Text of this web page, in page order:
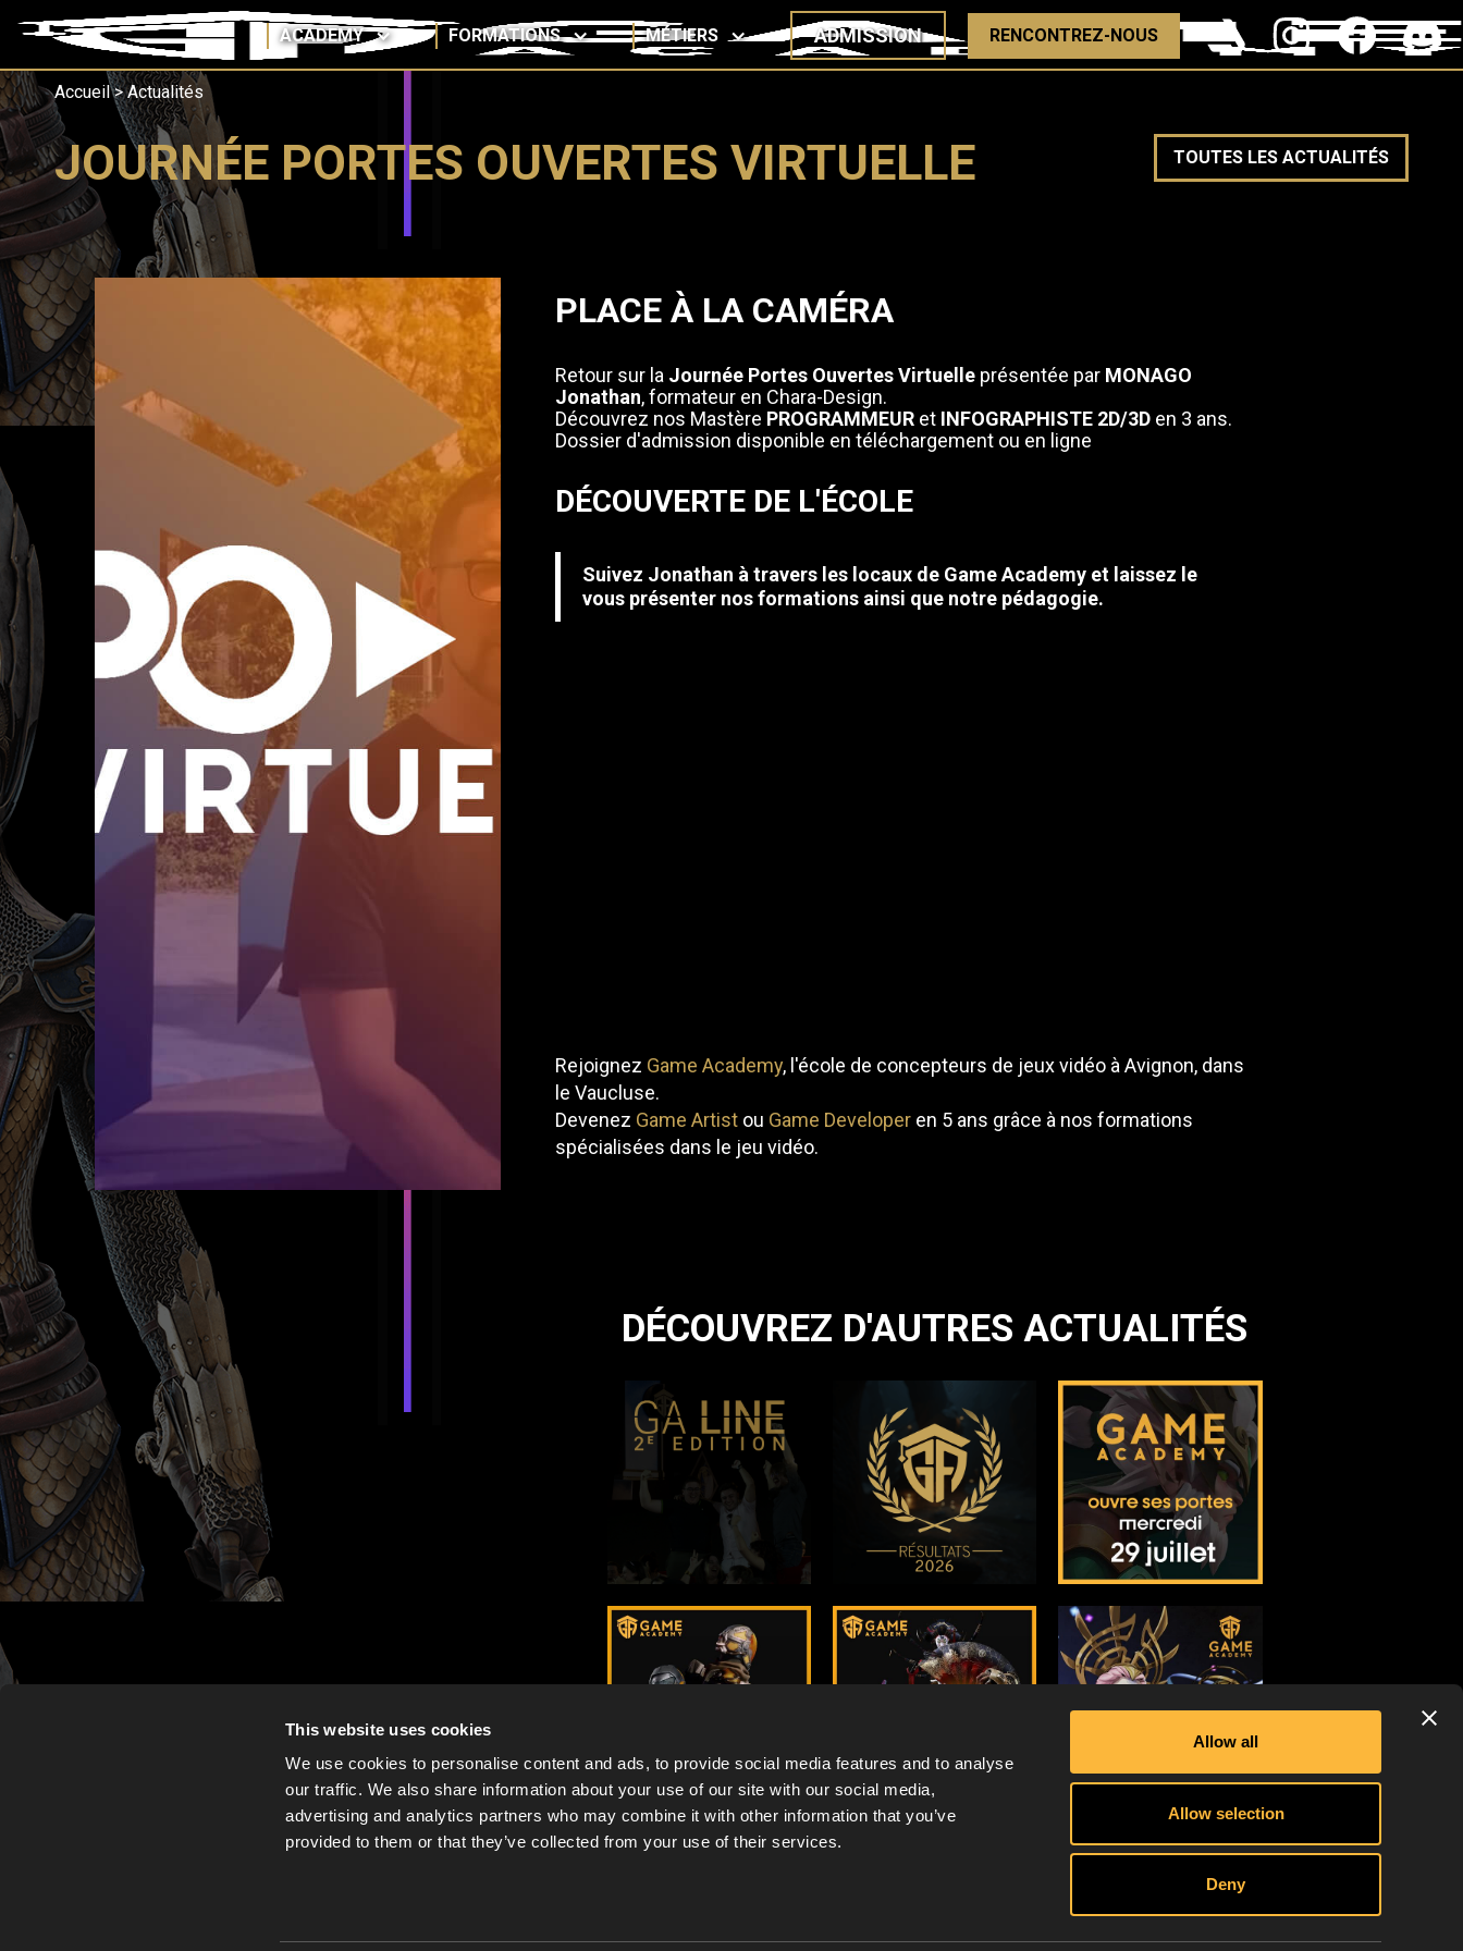
This website uses cookies
We use cookies to personalise content and ads, to provide social media features and to analyse
our traffic. We also share information about your use of our site with our social media,
advertising and analytics partners who may combine it with other information that you’ve
provided to them or that they’ve collected from your use of their services.
Allow all
Allow selection
Deny
Accueil>Actualités
JOURNÉE PORTES OUVERTES VIRTUELLE TOUTES LES ACTUALITÉS
PLACE À LA CAMÉRA
Retour sur la Journée Portes Ouvertes Virtuelle présentée par MONAGO
Jonathan, formateur en Chara-Design.
Découvrez nos Mastère PROGRAMMEUR et INFOGRAPHISTE 2D/3D en 3 ans.
Dossier d'admission disponible en téléchargement ou en ligne
DÉCOUVERTE DE L'ÉCOLE
Suivez Jonathan à travers les locaux de Game Academy et laissez le
vous présenter nos formations ainsi que notre pédagogie.
Rejoignez Game Academy, l'école de concepteurs de jeux vidéo à Avignon, dans
le Vaucluse.
Devenez Game Artist ou Game Developer en 5 ans grâce à nos formations
spécialisées dans le jeu vidéo.
DÉCOUVREZ D'AUTRES ACTUALITÉS
ACADEMY FORMATIONS MÉTIERS ADMISSION RENCONTREZ-NOUS
GAME ACADEMY